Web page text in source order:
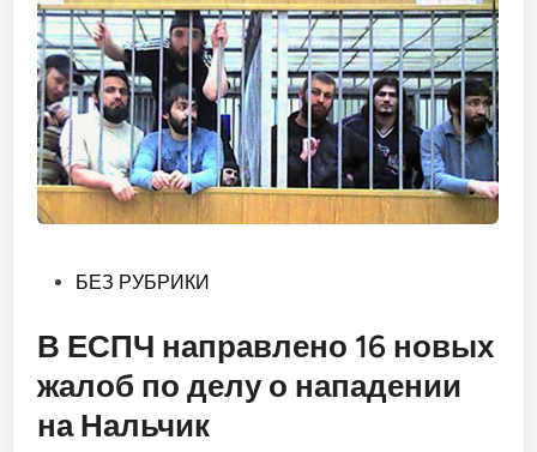
Опубликовано
БЕЗ РУБРИКИ
В ЕСПЧ направлено 16 новых
жалоб по делу о нападении
на Нальчик